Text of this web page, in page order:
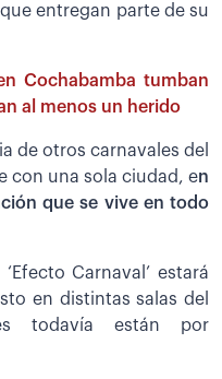
entregan parte de su
Cochabamba tumban
al menos un herido
de otros carnavales del
con una sola ciudad, en
que se vive en todo
Carnaval’ estará
en distintas salas del
todavía están por